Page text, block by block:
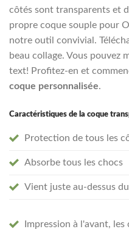
côtés sont transparents et
propre coque souple pour
notre outil convivial.
beau collage. Vous pouvez
text! Profitez-en et
coque personnalisée.
Caractéristiques de la coque
Protection de tous les
Absorbe tous les chocs
Vient juste au-dessus
Impression à l'avant,